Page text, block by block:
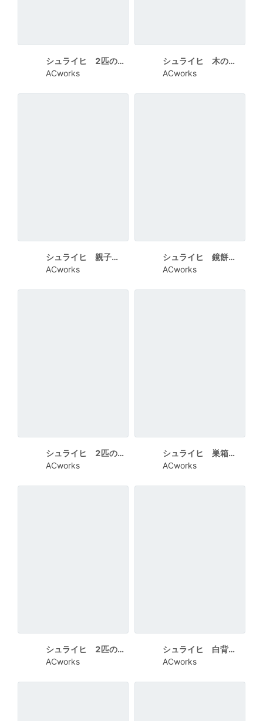
シュライヒ 2匹のうさぎ 緑枠で白い円にHAPPY NEW YEAR
ACworks
シュライヒ 木の上のうさぎ 白い円に2023
ACworks
シュライヒ 親子のうさぎ HAPPY NEW YEAR
ACworks
シュライヒ 鏡餅とうさぎ 白枠にHAPPY NEW YEAR
ACworks
シュライヒ 2匹のうさぎ 黒ラインでうさぎのロゴ
ACworks
シュライヒ 巣箱で正月準備をしているうさぎたち
ACworks
シュライヒ 2匹のうさぎ 白ラインにHAPPY NEW YEAR
ACworks
シュライヒ 白背景に半円で3匹のうさぎ
ACworks